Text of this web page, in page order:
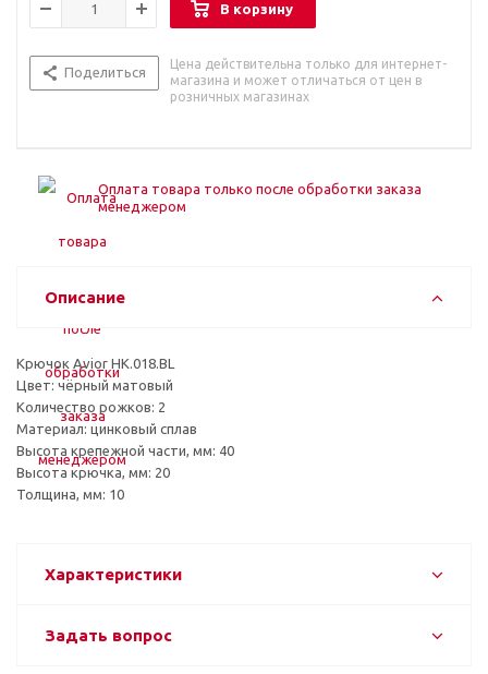
В корзину
Поделиться
Цена действительна только для интернет-
магазина и может отличаться от цен в
розничных магазинах
Оплата товара только после обработки заказа
менеджером
Описание
Крючок Avior HK.018.BL
Цвет: чёрный матовый
Количество рожков: 2
Материал: цинковый сплав
Высота крепежной части, мм: 40
Высота крючка, мм: 20
Толщина, мм: 10
Характеристики
Задать вопрос